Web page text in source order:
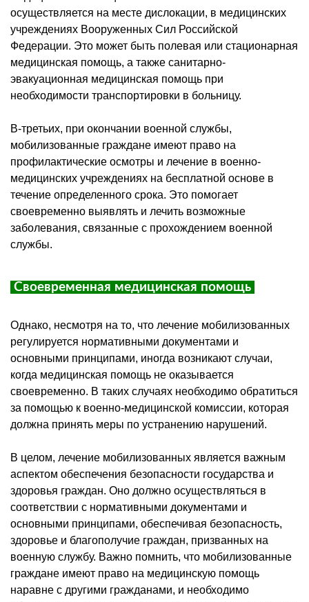
осуществляется на месте дислокации, в медицинских
учреждениях Вооруженных Сил Российской
Федерации. Это может быть полевая или стационарная
медицинская помощь, а также санитарно-
эвакуационная медицинская помощь при
необходимости транспортировки в больницу.
В-третьих, при окончании военной службы,
мобилизованные граждане имеют право на
профилактические осмотры и лечение в военно-
медицинских учреждениях на бесплатной основе в
течение определенного срока. Это помогает
своевременно выявлять и лечить возможные
заболевания, связанные с прохождением военной
службы.
Своевременная медицинская помощь
Однако, несмотря на то, что лечение мобилизованных
регулируется нормативными документами и
основными принципами, иногда возникают случаи,
когда медицинская помощь не оказывается
своевременно. В таких случаях необходимо обратиться
за помощью к военно-медицинской комиссии, которая
должна принять меры по устранению нарушений.
В целом, лечение мобилизованных является важным
аспектом обеспечения безопасности государства и
здоровья граждан. Оно должно осуществляться в
соответствии с нормативными документами и
основными принципами, обеспечивая безопасность,
здоровье и благополучие граждан, призванных на
военную службу. Важно помнить, что мобилизованные
граждане имеют право на медицинскую помощь
наравне с другими гражданами, и необходимо